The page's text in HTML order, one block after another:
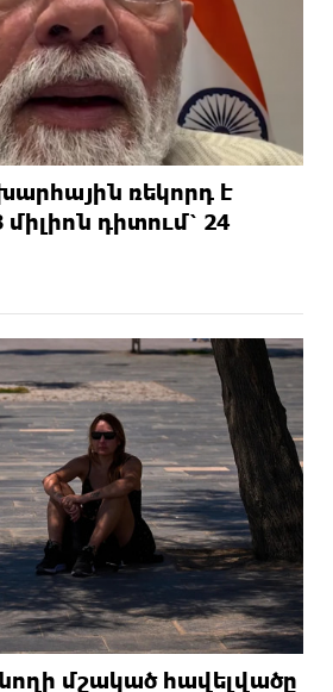
ռեկորդ է
դիտում՝ 24
մշակած հավելվածը